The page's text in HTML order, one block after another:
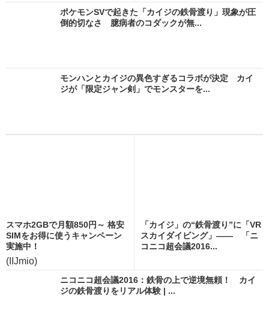
ポケモンSVで起きた「カイジの鉄骨渡り」現象が圧
倒的切なさ 臆病者のコダックが無...
モンハンとカイジの異色すぎるコラボが決定 カイ
ジが「限定ジャン剣」でモンスターを...
スマホ2GBで月額850円～ 格安
SIMをお得に使うキャンペーン
実施中！
(IIJmio)
「カイジ」の“鉄骨渡り”に「VR
スカイダイビング」―― 「ニ
コニコ超会議2016...
ニコニコ超会議2016：鉄骨の上で逆境無頼！ カイ
ジの鉄骨渡りをリアル体験 | ...